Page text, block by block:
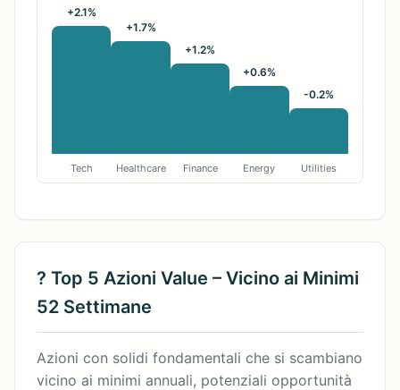
+2.1%
Tech
+1.7%
Healthcare
+1.2%
Finance
+0.6%
Energy
-0.2%
Utilities
? Top 5 Azioni Value – Vicino ai Minimi
52 Settimane
Azioni con solidi fondamentali che si scambiano
vicino ai minimi annuali, potenziali opportunità